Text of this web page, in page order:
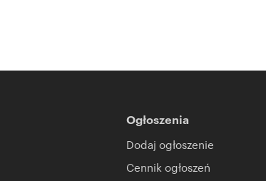
Ogłoszenia
Dodaj ogłoszenie
Cennik ogłoszeń